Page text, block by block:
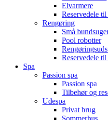
Elvarmere
Reservedele
Rengøring
Små
Pool robotter
Reservedele
Spa
Passion spa
Passion spa
Tilbehør og
Udespa
Privat brug
Sommerhus